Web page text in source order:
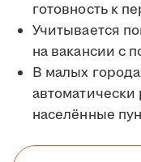
готовность к
Учитывается
на вакансии с
В малых
населённые